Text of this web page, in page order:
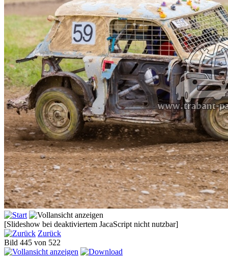
[Slideshow bei deaktiviertem JacaScript nicht nutzbar]
Zurück
Bild 445 von 522